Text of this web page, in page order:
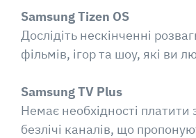
Samsung Tizen OS
Дослідіть нескінченні
фільмів, ігор та шоу, які ви
Samsung TV Plus
Немає необхідності
безлічі каналів, що